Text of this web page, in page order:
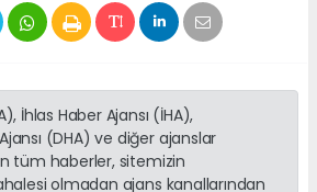
İhlas Haber Ajansı (İHA),
(DHA) ve diğer ajanslar
tüm haberler, sitemizin
olmadan ajans kanallarından